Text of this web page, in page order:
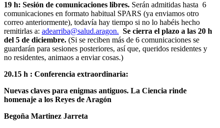
19 h: Sesión de comunicaciones libres. Serán admitidas hasta 6
comunicaciones en formato habitual SPARS (ya enviamos otro
correo anteriormente), todavía hay tiempo si no lo habéis hecho
remitirlas a: adearriba@salud.aragon. Se cierra el plazo a las 20 h
del 5 de diciembre. (Si se reciben más de 6 comunicaciones se
guardarán para sesiones posteriores, así que, queridos residentes y
no residentes, animaos a enviar cosas.)
20.15 h : Conferencia extraordinaria:
Nuevas claves para enigmas antiguos. La Ciencia rinde
homenaje a los Reyes de Aragón
Begoña Martinez Jarreta